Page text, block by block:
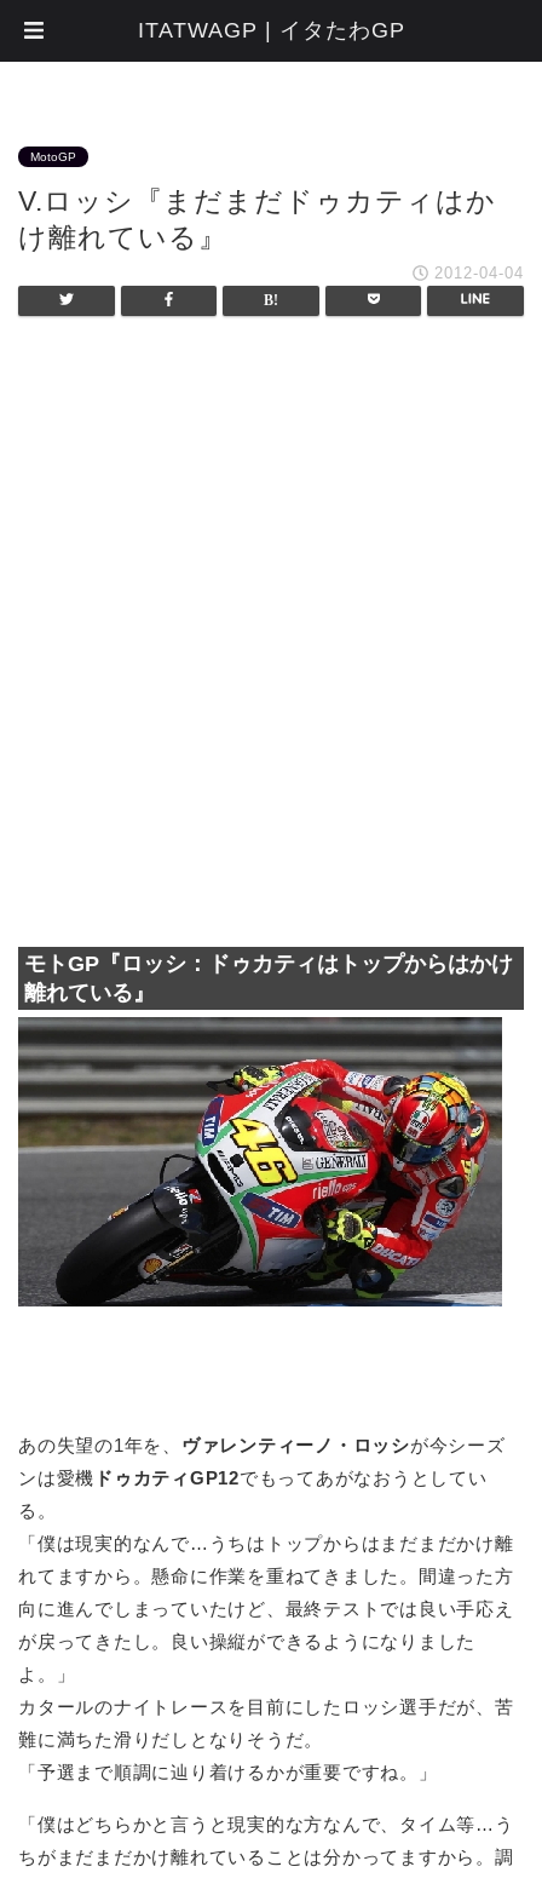
MotoGP
V.ロッシ『まだまだドゥカティはか
け離れている』
2012-04-04
モトGP『ロッシ：ドゥカティはトップからはかけ
離れている』
あの失望の1年を、 ヴァレンティーノ・ロッシが今シーズ
ンは愛機 ドゥカティGP12でもってあがなおうとしてい
る。
「僕は現実的なんで…うちはトップからはまだまだかけ離
れてますから。懸命に作業を重ねてきました。間違った方
向に進んでしまっていたけど、最終テストでは良い手応え
が戻ってきたし。良い操縦ができるようになりました
よ。」
カタールのナイトレースを目前にしたロッシ選手だが、苦
難に満ちた滑りだしとなりそうだ。
「予選まで順調に辿り着けるかが重要ですね。」
「僕はどちらかと言うと現実的な方なんで、タイム等…う
ちがまだまだかけ離れていることは分かってますから。調
ITATWAGP | イタたわGP